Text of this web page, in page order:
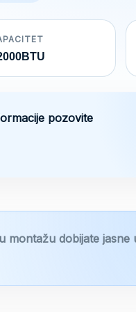
€.
pozovite
dobijate jasne